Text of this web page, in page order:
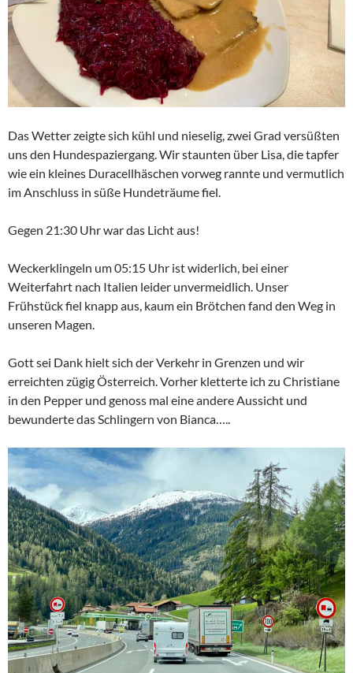
Das Wetter zeigte sich kühl und nieselig, zwei Grad versüßten
uns den Hundespaziergang. Wir staunten über Lisa, die tapfer
wie ein kleines Duracellhäschen vorweg rannte und vermutlich
im Anschluss in süße Hundeträume fiel.
Gegen 21:30 Uhr war das Licht aus!
Weckerklingeln um 05:15 Uhr ist widerlich, bei einer
Weiterfahrt nach Italien leider unvermeidlich. Unser
Frühstück fiel knapp aus, kaum ein Brötchen fand den Weg in
unseren Magen.
Gott sei Dank hielt sich der Verkehr in Grenzen und wir
erreichten zügig Österreich. Vorher kletterte ich zu Christiane
in den Pepper und genoss mal eine andere Aussicht und
bewunderte das Schlingern von Bianca…..